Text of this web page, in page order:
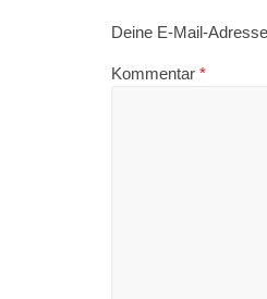
Deine E-Mail-
Kommentar *